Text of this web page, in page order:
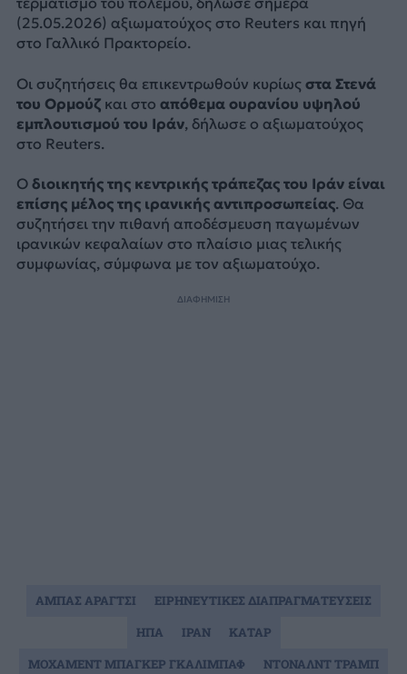
(25.05.2026) αξιωματούχος στο Reuters και πηγή
στο Γαλλικό Πρακτορείο.
Οι συζητήσεις θα επικεντρωθούν κυρίως στα Στενά
του Ορμούζκαι στο απόθεμα ουρανίου υψηλού
εμπλουτισμού του Ιράν, δήλωσε ο αξιωματούχος
στο Reuters.
Ο διοικητής της κεντρικής τράπεζας του Ιράν είναι
επίσης μέλος της ιρανικής αντιπροσωπείας. Θα
συζητήσει την πιθανή αποδέσμευση παγωμένων
ιρανικών κεφαλαίων στο πλαίσιο μιας τελικής
συμφωνίας, σύμφωνα με τον αξιωματούχο.
ΔΙΑΦΗΜΙΣΗ
ΑΜΠΑΣ ΑΡΑΓΤΣΙ
ΕΙΡΗΝΕΥΤΙΚΕΣ ΔΙΑΠΡΑΓΜΑΤΕΥΣΕΙΣ
ΗΠΑ
ΙΡΑΝ
ΚΑΤΑΡ
ΜΟΧΑΜΕΝΤ ΜΠΑΓΚΕΡ ΓΚΑΛΙΜΠΑΦ
ΝΤΟΝΑΛΝΤ ΤΡΑΜΠ